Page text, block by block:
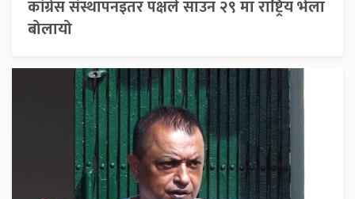
कांग्रेस संस्थापनइतर पक्षले साउन २९ मा राष्ट्रिय भेला
बोलायो